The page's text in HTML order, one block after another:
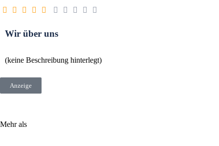
Wir über uns
(keine Beschreibung hinterlegt)
Anzeige
Mehr als